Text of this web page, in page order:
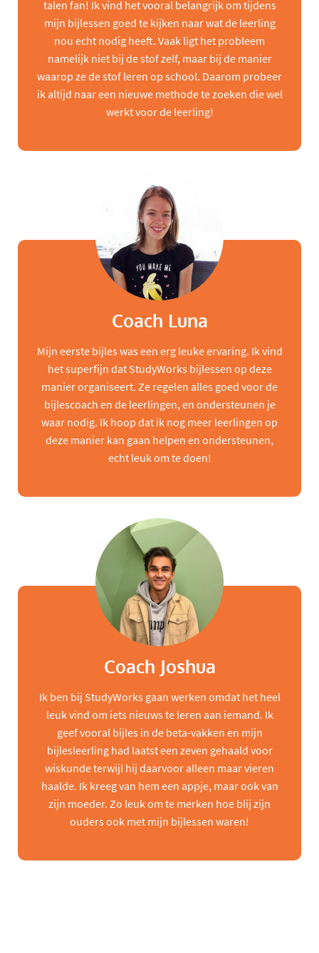
talen fan! Ik vind het vooral belangrijk om tijdens
mijn bijlessen goed te kijken naar wat de leerling
nou echt nodig heeft. Vaak ligt het probleem
namelijk niet bij de stof zelf, maar bij de manier
waarop ze de stof leren op school. Daarom probeer
ik altijd naar een nieuwe methode te zoeken die wel
werkt voor de leerling!
Coach Luna
Mijn eerste bijles was een erg leuke ervaring. Ik vind
het superfijn dat StudyWorks bijlessen op deze
manier organiseert. Ze regelen alles goed voor de
bijlescoach en de leerlingen, en ondersteunen je
waar nodig. Ik hoop dat ik nog meer leerlingen op
deze manier kan gaan helpen en ondersteunen,
echt leuk om te doen!
Coach Joshua
Ik ben bij StudyWorks gaan werken omdat het heel
leuk vind om iets nieuws te leren aan iemand. Ik
geef vooral bijles in de beta-vakken en mijn
bijlesleerling had laatst een zeven gehaald voor
wiskunde terwijl hij daarvoor alleen maar vieren
haalde. Ik kreeg van hem een appje, maar ook van
zijn moeder. Zo leuk om te merken hoe blij zijn
ouders ook met mijn bijlessen waren!